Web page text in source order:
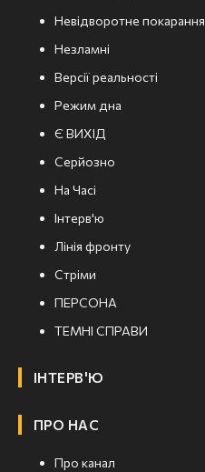
Невідворотне покарання
Незламні
Версії реальності
Режим дна
Є ВИХІД
Серйозно
На Часі
Інтерв'ю
Лінія фронту
Стріми
ПЕРСОНА
ТЕМНІ СПРАВИ
ІНТЕРВ'Ю
ПРО НАС
Про канал